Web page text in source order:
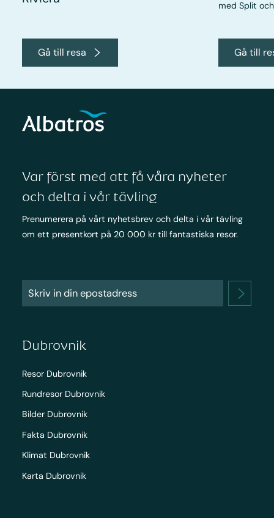
Gå till resa
med Split
Gå till
Var först med att få våra nyheter
och delta i vår tävling
Prenumerera på vårt nyhetsbrev och delta i vår tävling
om ett presentkort på 20 000 kr till fantastiska resor.
Dubrovnik
Resor Dubrovnik
Rundresor Dubrovnik
Bilder Dubrovnik
Fakta Dubrovnik
Klimat Dubrovnik
Karta Dubrovnik